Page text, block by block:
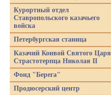
Курортный отдел
Ставропольского казачьего
войска
Петербургская станица
Казачий Конвой Святого Царя
Страстотерпца Николая II
Фонд "Берега"
Продюсерский центр